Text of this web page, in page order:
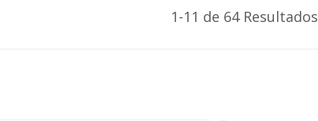
1-11 de 64 Resultados